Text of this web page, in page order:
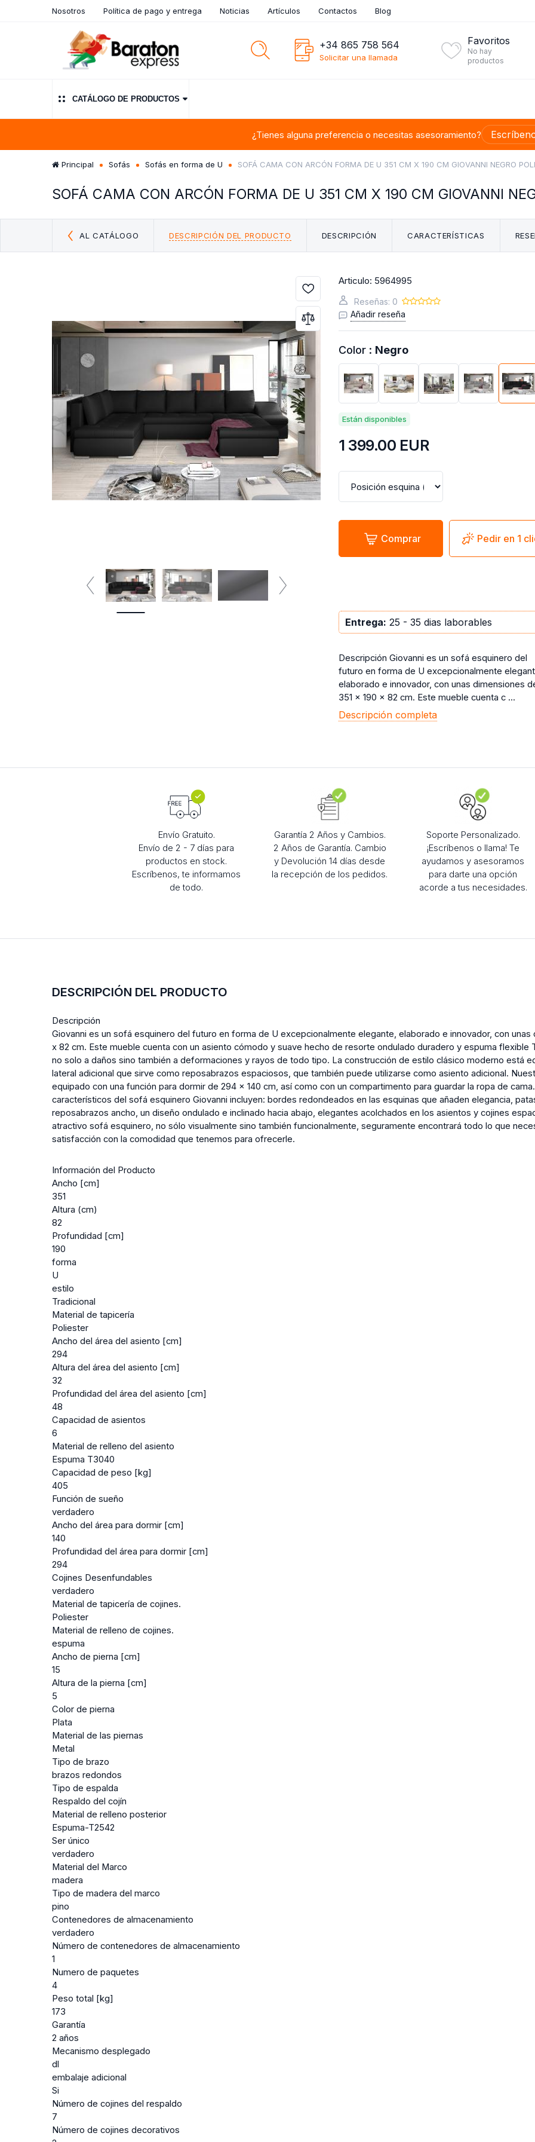
Nosotros Política de pago y entrega Noticias Artículos Contactos Blog
+34 865 758 564
Solicitar una llamada
Favoritos
No hay
productos
CATÁLOGO DE PRODUCTOS
¿Tienes alguna preferencia o necesitas asesoramiento?
Principal Sofás Sofás en forma de U SOFÁ CAMA CON ARCÓN FORMA DE U 351 CM X 190 CM GIOVANNI NEGRO
SOFÁ CAMA CON ARCÓN FORMA DE U 351 CM X 190 CM GIOVANNI
AL CATÁLOGO DESCRIPCIÓN DEL PRODUCTO DESCRIPCIÓN CARACTERÍSTICAS
Articulo: 5964995
Reseñas: 0
Añadir reseña
Color : Negro
Están disponibles
1 399.00 EUR
Comprar Pedir en 1
Entrega: 25 - 35 dias laborables
Descripción Giovanni es un sofá esquinero del
futuro en forma de U excepcionalmente
elaborado e innovador, con unas dimensiones
351 x 190 x 82 cm. Este mueble cuenta c ...
Descripción completa
Envío Gratuito.
Envío de 2 - 7 días para
productos en stock.
Escríbenos, te informamos
de todo.
Garantía 2 Años y Cambios.
2 Años de Garantía. Cambio
y Devolución 14 días desde
la recepción de los pedidos.
Soporte Personalizado.
¡Escríbenos o llama! Te
ayudamos y asesoramos
para darte una opción
acorde a tus necesidades.
DESCRIPCIÓN DEL PRODUCTO
Descripción
Giovanni es un sofá esquinero del futuro en forma de U excepcionalmente elegante, elaborado e innovador, con unas
x 82 cm. Este mueble cuenta con un asiento cómodo y suave hecho de resorte ondulado duradero y espuma flexible
no solo a daños sino también a deformaciones y rayos de todo tipo. La construcción de estilo clásico moderno está
lateral adicional que sirve como reposabrazos espaciosos, que también puede utilizarse como asiento adicional.
equipado con una función para dormir de 294 x 140 cm, así como con un compartimento para guardar la ropa de
característicos del sofá esquinero Giovanni incluyen: bordes redondeados en las esquinas que añaden elegancia,
reposabrazos ancho, un diseño ondulado e inclinado hacia abajo, elegantes acolchados en los asientos y cojines
atractivo sofá esquinero, no sólo visualmente sino también funcionalmente, seguramente encontrará todo lo que
satisfacción con la comodidad que tenemos para ofrecerle.
Información del Producto
Ancho [cm]
351
Altura (cm)
82
Profundidad [cm]
190
forma
U
estilo
Tradicional
Material de tapicería
Poliester
Ancho del área del asiento [cm]
294
Altura del área del asiento [cm]
32
Profundidad del área del asiento [cm]
48
Capacidad de asientos
6
Material de relleno del asiento
Espuma T3040
Capacidad de peso [kg]
405
Función de sueño
verdadero
Ancho del área para dormir [cm]
140
Profundidad del área para dormir [cm]
294
Cojines Desenfundables
verdadero
Material de tapicería de cojines.
Poliester
Material de relleno de cojines.
espuma
Ancho de pierna [cm]
15
Altura de la pierna [cm]
5
Color de pierna
Plata
Material de las piernas
Metal
Tipo de brazo
brazos redondos
Tipo de espalda
Respaldo del cojín
Material de relleno posterior
Espuma-T2542
Ser único
verdadero
Material del Marco
madera
Tipo de madera del marco
pino
Contenedores de almacenamiento
verdadero
Número de contenedores de almacenamiento
1
Numero de paquetes
4
Peso total [kg]
173
Garantía
2 años
Mecanismo desplegado
dl
embalaje adicional
Si
Número de cojines del respaldo
7
Número de cojines decorativos